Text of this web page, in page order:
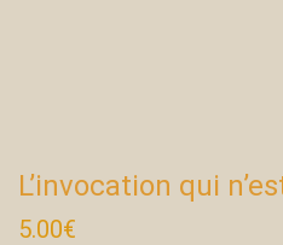
L’invocation qui
5.00€